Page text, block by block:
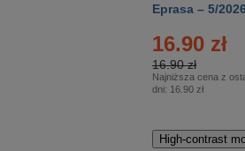
Eprasa – 5/2026
16.90 zł
16.90 zł
Najniższa cena z
dni: 16.90 zł
High-contrast